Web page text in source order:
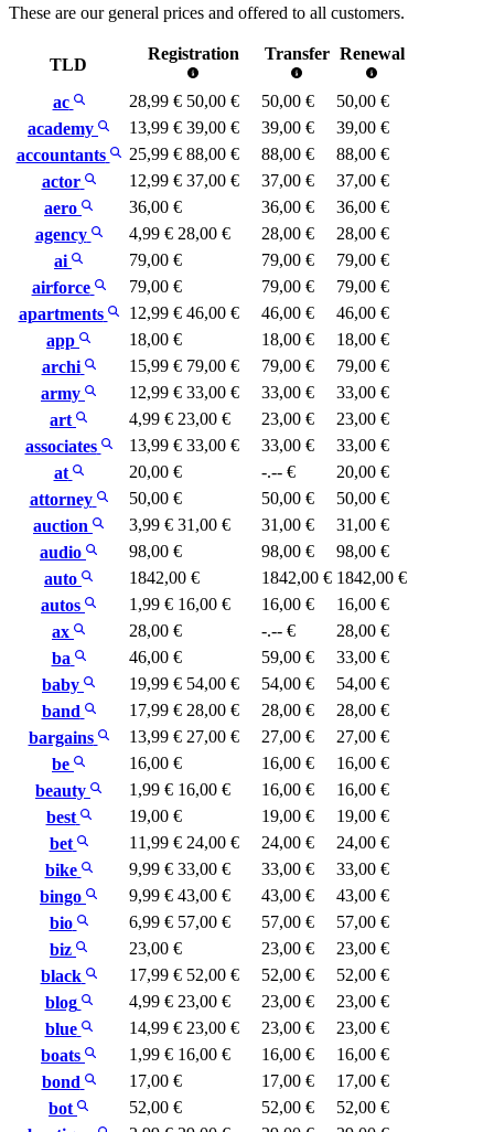
These are our general prices and offered to all customers.
TLD
Registration Transfer Renewal
ac 28,99 € 50,00 € 50,00 €
50,00 €
academy
13,99 € 39,00 € 39,00 €
39,00 €
accountants
25,99 € 88,00 € 88,00 €
88,00 €
actor
12,99 € 37,00 € 37,00 €
37,00 €
aero
36,00 € 36,00 €
36,00 €
agency
4,99 € 28,00 € 28,00 €
28,00 €
ai
79,00 € 79,00 €
79,00 €
airforce
79,00 € 79,00 €
79,00 €
apartments
12,99 € 46,00 € 46,00 €
46,00 €
app
18,00 € 18,00 €
18,00 €
archi
15,99 € 79,00 € 79,00 €
79,00 €
army
12,99 € 33,00 € 33,00 €
33,00 €
art
4,99 € 23,00 € 23,00 €
23,00 €
associates
13,99 € 33,00 € 33,00 €
33,00 €
at
20,00 € -.-- €
20,00 €
attorney
50,00 € 50,00 €
50,00 €
auction
3,99 € 31,00 € 31,00 €
31,00 €
audio
98,00 € 98,00 €
98,00 €
auto
1842,00 € 1842,00 € 1842,00 €
autos
1,99 € 16,00 € 16,00 €
16,00 €
ax
28,00 € -.-- €
28,00 €
ba
46,00 € 59,00 €
33,00 €
baby
19,99 € 54,00 € 54,00 €
54,00 €
band
17,99 € 28,00 € 28,00 €
28,00 €
bargains
13,99 € 27,00 € 27,00 €
27,00 €
be
16,00 € 16,00 €
16,00 €
beauty
1,99 € 16,00 € 16,00 €
16,00 €
best
19,00 € 19,00 €
19,00 €
bet
11,99 € 24,00 € 24,00 €
24,00 €
bike
9,99 € 33,00 € 33,00 €
33,00 €
bingo
9,99 € 43,00 € 43,00 €
43,00 €
bio
6,99 € 57,00 € 57,00 €
57,00 €
biz
23,00 € 23,00 €
23,00 €
black
17,99 € 52,00 € 52,00 €
52,00 €
blog
4,99 € 23,00 € 23,00 €
23,00 €
blue
14,99 € 23,00 € 23,00 €
23,00 €
boats
1,99 € 16,00 € 16,00 €
16,00 €
bond
17,00 € 17,00 €
17,00 €
bot
52,00 € 52,00 €
52,00 €